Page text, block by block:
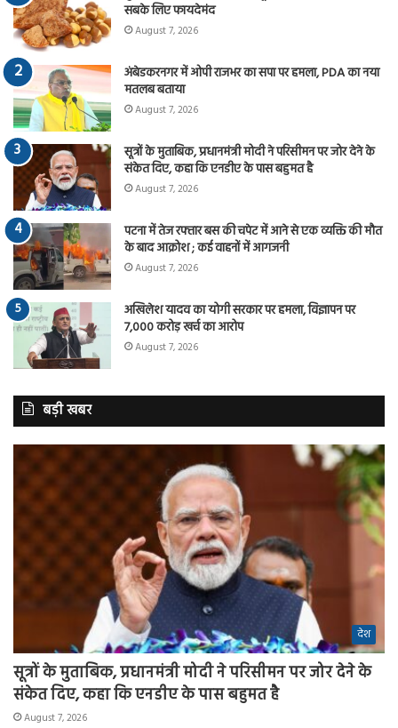
सबके लिए फायदेमंद
August 7, 2026
अंबेडकरनगर में ओपी राजभर का सपा पर हमला, PDA का नया
मतलब बताया
August 7, 2026
सूत्रों के मुताबिक, प्रधानमंत्री मोदी ने परिसीमन पर जोर देने के
संकेत दिए, कहा कि एनडीए के पास बहुमत है
August 7, 2026
पटना में तेज रफ्तार बस की चपेट में आने से एक व्यक्ति की मौत
के बाद आक्रोश ; कई वाहनों में आगजनी
August 7, 2026
अखिलेश यादव का योगी सरकार पर हमला, विज्ञापन पर
7,000 करोड़ खर्च का आरोप
August 7, 2026
बड़ी खबर
देश
सूत्रों के मुताबिक, प्रधानमंत्री मोदी ने परिसीमन पर जोर देने के
संकेत दिए, कहा कि एनडीए के पास बहुमत है
August 7, 2026